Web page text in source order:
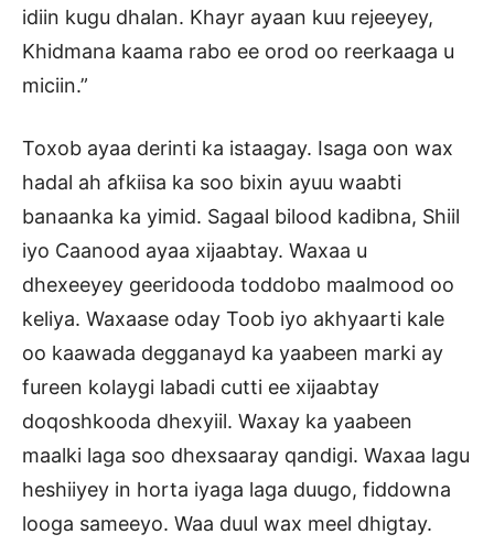
idiin kugu dhalan. Khayr ayaan kuu rejeeyey,
Khidmana kaama rabo ee orod oo reerkaaga u
miciin.”
Toxob ayaa derinti ka istaagay. Isaga oon wax
hadal ah afkiisa ka soo bixin ayuu waabti
banaanka ka yimid. Sagaal bilood kadibna, Shiil
iyo Caanood ayaa xijaabtay. Waxaa u
dhexeeyey geeridooda toddobo maalmood oo
keliya. Waxaase oday Toob iyo akhyaarti kale
oo kaawada degganayd ka yaabeen marki ay
fureen kolaygi labadi cutti ee xijaabtay
doqoshkooda dhexyiil. Waxay ka yaabeen
maalki laga soo dhexsaaray qandigi. Waxaa lagu
heshiiyey in horta iyaga laga duugo, fiddowna
looga sameeyo. Waa duul wax meel dhigtay.